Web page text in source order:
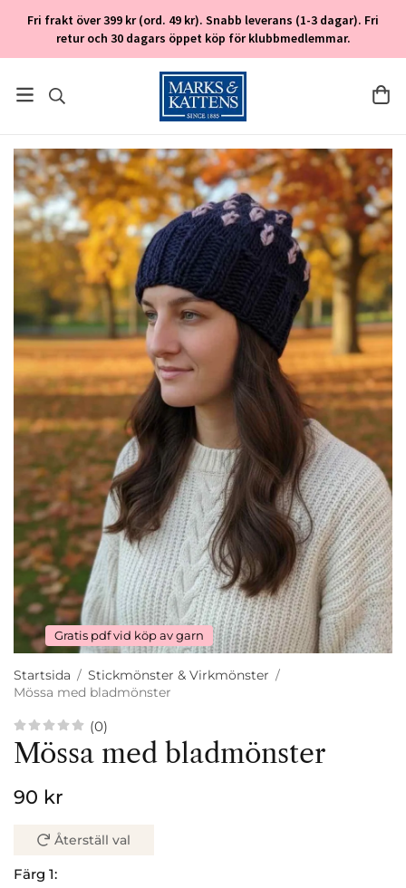
Fri frakt över 399 kr (ord. 49 kr). Snabb leverans (1-3 dagar). Fri
retur och 30 dagars öppet köp för klubbmedlemmar.
Gratis pdf vid köp av garn
Startsida / Stickmönster & Virkmönster /
Mössa med bladmönster
(0)
Mössa med bladmönster
90 kr
Återställ val
Färg 1: